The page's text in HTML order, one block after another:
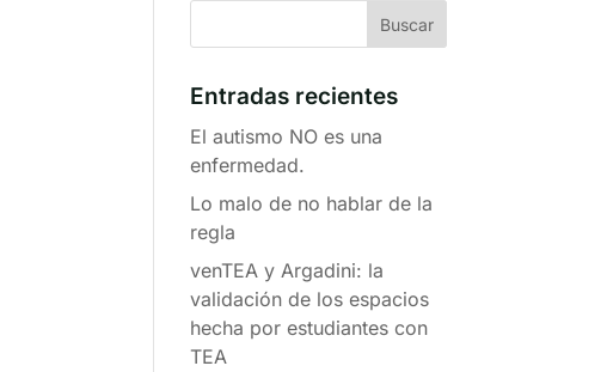
Entradas recientes
El autismo NO es una
enfermedad.
Lo malo de no hablar de la
regla
venTEA y Argadini: la
validación de los espacios
hecha por estudiantes con
TEA